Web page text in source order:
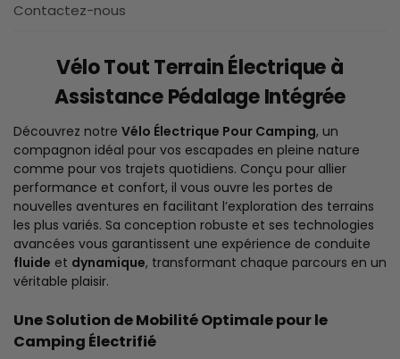
Contactez-nous
Vélo Tout Terrain Électrique à
Assistance Pédalage Intégrée
Découvrez notre Vélo Électrique Pour Camping, un
compagnon idéal pour vos escapades en pleine nature
comme pour vos trajets quotidiens. Conçu pour allier
performance et confort, il vous ouvre les portes de
nouvelles aventures en facilitant l’exploration des terrains
les plus variés. Sa conception robuste et ses technologies
avancées vous garantissent une expérience de conduite
fluide et dynamique, transformant chaque parcours en un
véritable plaisir.
Une Solution de Mobilité Optimale pour le
Camping Électrifié